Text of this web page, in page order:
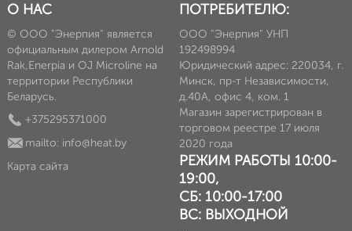
О НАС
© ООО "Энерпия" является
официальным дилером Arnold
Rak,Enerpia и OJ Microline на
территории Республики
Беларусь.
+375295371000
mailto: info@heat.by
Карта сайта
ПОТРЕБИТЕЛЮ:
ООО "Энерпия" УНП
192498994
Юридический адрес: 220034, г.
Минск, пр-т Независимости,
д.40А, офис 4, ком. 1
Магазин зарегистрирован в
торговом реестре 17 июля
2020 года
РЕЖИМ РАБОТЫ 10:00-
19:00,
СБ: 10:00-17:00
ВС: ВЫХОДНОЙ